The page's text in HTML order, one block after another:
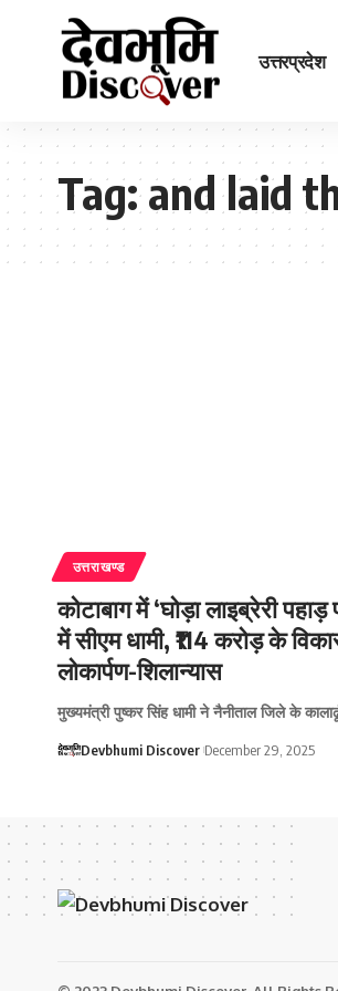
उत्तरप्रदेश
Tag:and laid
उत्तराखण्ड
कोटाबाग में ‘घोड़ा लाइब्रेरी
में सीएम धामी, ₹114 करोड़ के
लोकार्पण-शिलान्यास
मुख्यमंत्री पुष्कर सिंह धामी ने नैनीताल जिले के
Devbhumi Discover December 29, 2025